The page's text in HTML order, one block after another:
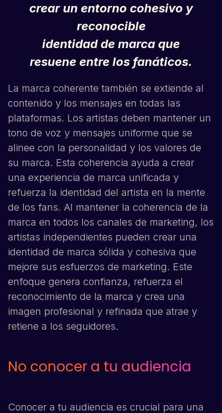
crear un entorno cohesivo y
reconocible
identidad de marca que
resuene entre los fanáticos.
La marca coherente también se extiende al
contenido y los mensajes en todas las
plataformas. Los artistas deben mantener un
tono de voz y mensajes uniforme que se
alinee con la personalidad y los valores de
su marca. Esta coherencia ayuda a crear
una experiencia de marca unificada y
refuerza la identidad del artista en la mente
de los fans. Al mantener la coherencia de la
marca en todos los canales de marketing, los
artistas independientes pueden crear una
identidad de marca sólida y cohesiva que
mejore sus esfuerzos de marketing. Este
enfoque genera confianza, refuerza el
reconocimiento de la marca y crea una
imagen profesional y refinada que atrae y
retiene a los seguidores.
No conocer a tu audiencia
Conocer a tu audiencia es crucial para una